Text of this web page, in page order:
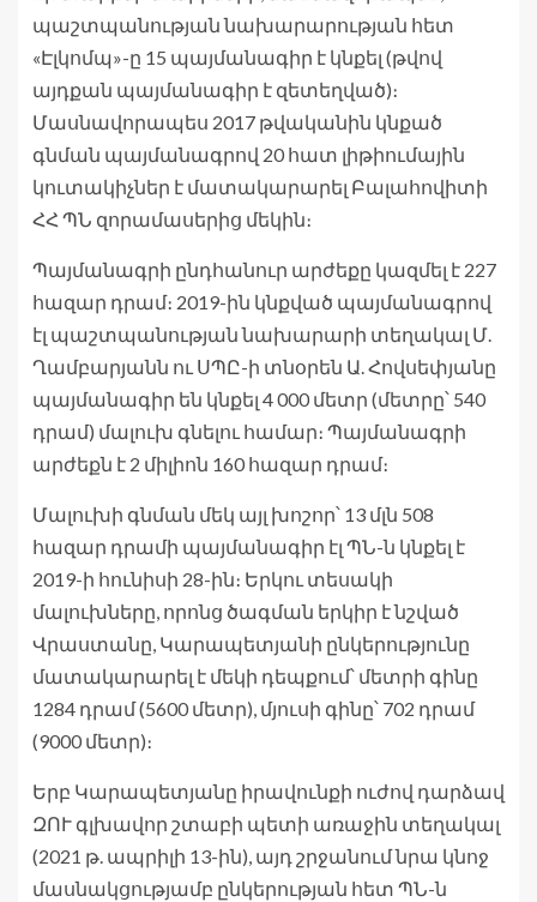
պաշտպանության նախարարության հետ
«Էլկոմպ»-ը 15 պայմանագիր է կնքել (թվով
այդքան պայմանագիր է զետեղված)։
Մասնավորապես 2017 թվականին կնքած
գնման պայմանագրով 20 հատ լիթիումային
կուտակիչներ է մատակարարել Բալահովիտի
ՀՀ ՊՆ զորամասերից մեկին։
Պայմանագրի ընդհանուր արժեքը կազմել է 227
հազար դրամ։ 2019-ին կնքված պայմանագրով
էլ պաշտպանության նախարարի տեղակալ Մ.
Ղամբարյանն ու ՍՊԸ-ի տնօրեն Ա. Հովսեփյանը
պայմանագիր են կնքել 4 000 մետր (մետրը՝ 540
դրամ) մալուխ գնելու համար։ Պայմանագրի
արժեքն է 2 միլիոն 160 հազար դրամ։
Մալուխի գնման մեկ այլ խոշոր՝ 13 մլն 508
հազար դրամի պայմանագիր էլ ՊՆ-ն կնքել է
2019-ի հունիսի 28-ին։ Երկու տեսակի
մալուխները, որոնց ծագման երկիր է նշված
Վրաստանը, Կարապետյանի ընկերությունը
մատակարարել է մեկի դեպքում՝ մետրի գինը
1284 դրամ (5600 մետր), մյուսի գինը՝ 702 դրամ
(9000 մետր)։
Երբ Կարապետյանը իրավունքի ուժով դարձավ
ԶՈՒ գլխավոր շտաբի պետի առաջին տեղակալ
(2021 թ. ապրիլի 13-ին), այդ շրջանում նրա կնոջ
մասնակցությամբ ընկերության հետ ՊՆ-ն